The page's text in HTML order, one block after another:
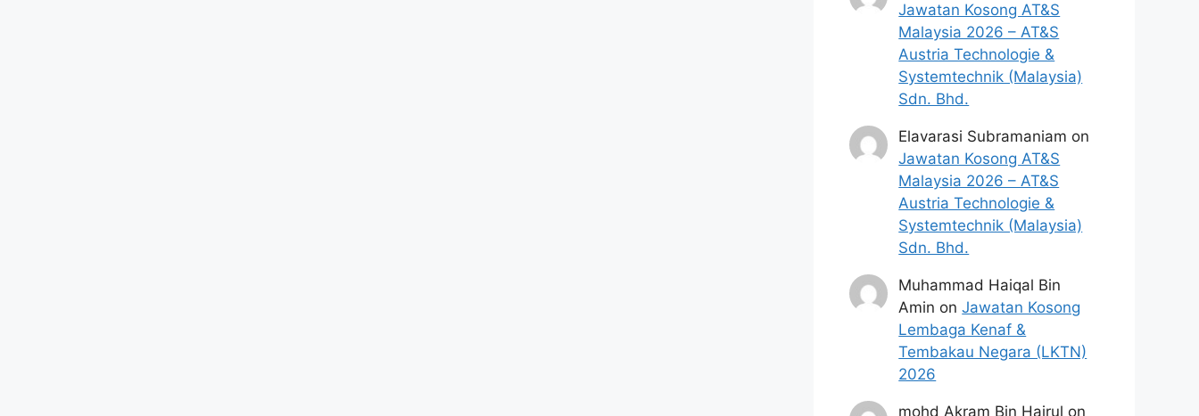
Jawatan Kosong AT&S
Malaysia 2026 – AT&S
Austria Technologie &
Systemtechnik (Malaysia)
Sdn. Bhd.
Elavarasi Subramaniam on
Jawatan Kosong AT&S
Malaysia 2026 – AT&S
Austria Technologie &
Systemtechnik (Malaysia)
Sdn. Bhd.
Muhammad Haiqal Bin
Amin onJawatan Kosong
Lembaga Kenaf &
Tembakau Negara (LKTN)
2026
mohd Akram Bin Hairul on